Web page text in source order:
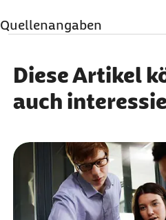
Quellenangaben
GKV-Spitzenverband:
spitzenverband.de
Diese Artikel
auch